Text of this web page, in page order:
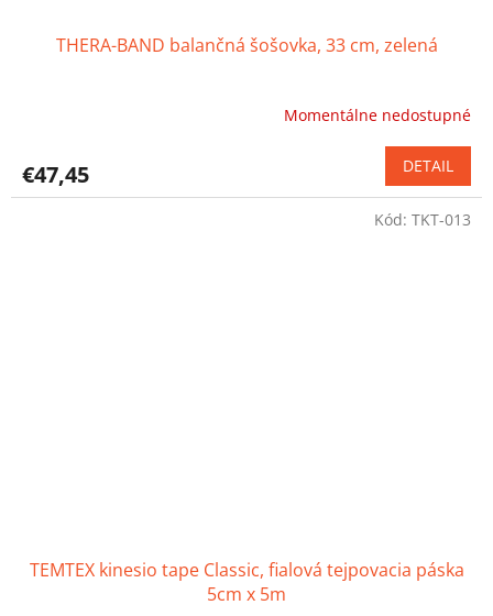
THERA-BAND balančná šošovka, 33 cm, zelená
je
4,6
Momentálne nedostupné
€47,45 DETAIL
TEMTEX kinesio tape Classic, fialová tejpovacia páska
5cm x 5m
Kód: TKT-013